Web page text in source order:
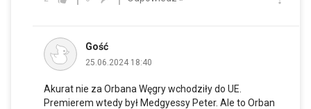
Gość
25.06.2024 18:40
Akurat nie za Orbana Węgry wchodziły do UE.
Premierem wtedy był Medgyessy Peter. Ale to Orban